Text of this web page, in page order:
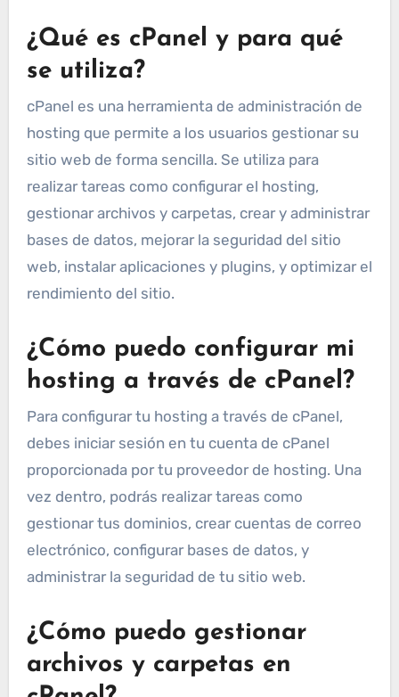
¿Qué es cPanel y para qué
se utiliza?
cPanel es una herramienta de administración de
hosting que permite a los usuarios gestionar su
sitio web de forma sencilla. Se utiliza para
realizar tareas como configurar el hosting,
gestionar archivos y carpetas, crear y administrar
bases de datos, mejorar la seguridad del sitio
web, instalar aplicaciones y plugins, y optimizar el
rendimiento del sitio.
¿Cómo puedo configurar mi
hosting a través de cPanel?
Para configurar tu hosting a través de cPanel,
debes iniciar sesión en tu cuenta de cPanel
proporcionada por tu proveedor de hosting. Una
vez dentro, podrás realizar tareas como
gestionar tus dominios, crear cuentas de correo
electrónico, configurar bases de datos, y
administrar la seguridad de tu sitio web.
¿Cómo puedo gestionar
archivos y carpetas en